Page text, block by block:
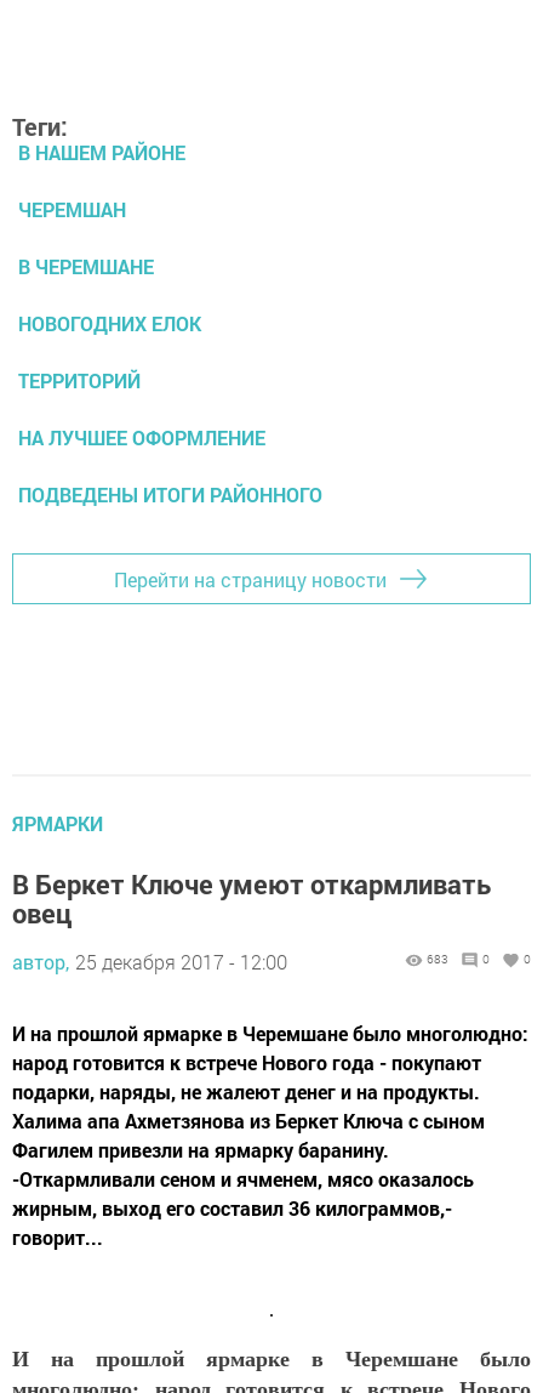
Теги:
В НАШЕМ РАЙОНЕ
ЧЕРЕМШАН
В ЧЕРЕМШАНЕ
НОВОГОДНИХ ЕЛОК
ТЕРРИТОРИЙ
НА ЛУЧШЕЕ ОФОРМЛЕНИЕ
ПОДВЕДЕНЫ ИТОГИ РАЙОННОГО
Перейти на страницу новости
ЯРМАРКИ
В Беркет Ключе умеют откармливать
овец
автор, 25 декабря 2017 - 12:00 683 0 0
И на прошлой ярмарке в Черемшане было многолюдно:
народ готовится к встрече Нового года - покупают
подарки, наряды, не жалеют денег и на продукты.
Халима апа Ахметзянова из Беркет Ключа с сыном
Фагилем привезли на ярмарку баранину.
-Откармливали сеном и ячменем, мясо оказалось
жирным, выход его составил 36 килограммов,-
говорит...
И на прошлой ярмарке в Черемшане было